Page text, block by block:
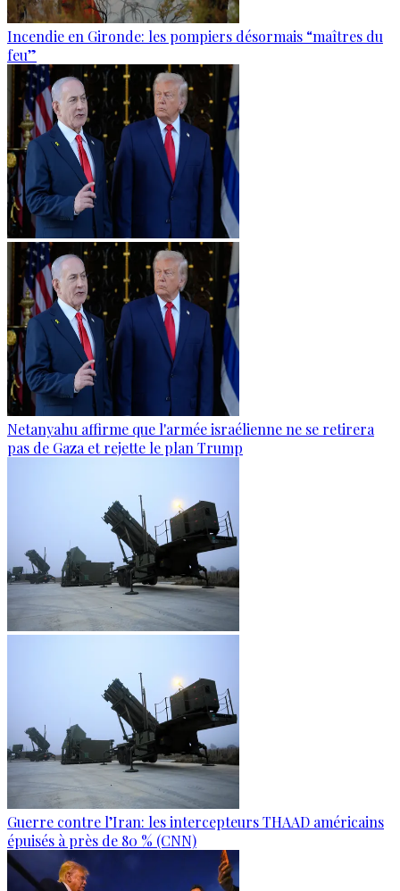
Incendie en Gironde: les pompiers désormais “maîtres du
feu”
Netanyahu affirme que l'armée israélienne ne se retirera
pas de Gaza et rejette le plan Trump
Guerre contre l’Iran: les intercepteurs THAAD américains
épuisés à près de 80 % (CNN)